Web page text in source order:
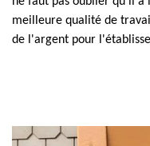
meilleure qualité de
de l'argent pour